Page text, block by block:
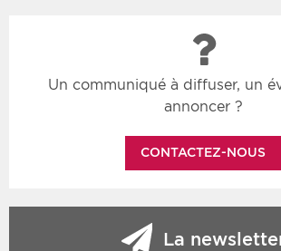
Un communiqué à diffuser, un
annoncer ?
CONTACTEZ-NOUS
La